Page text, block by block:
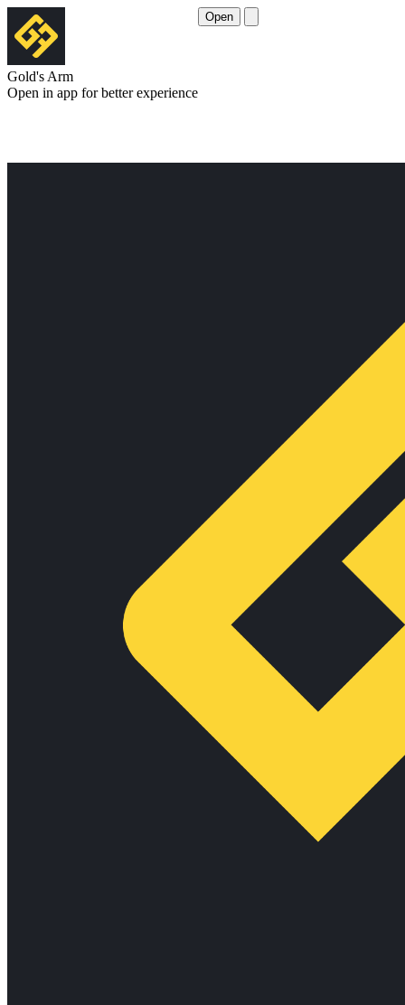
Gold's Arm
Open in app for better experience
Open